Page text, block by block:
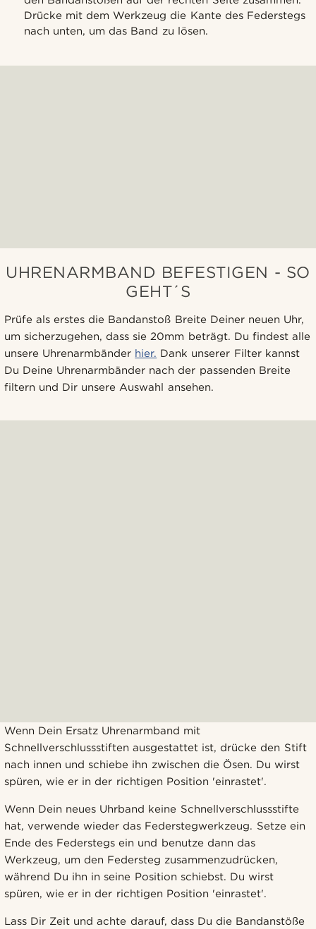
Drücke mit dem Werkzeug die Kante des Federstegs
nach unten, um das Band zu lösen.
UHRENARMBAND BEFESTIGEN - SO
GEHT´S
Prüfe als erstes die Bandanstoß Breite Deiner neuen Uhr,
um sicherzugehen, dass sie 20mm beträgt. Du findest alle
unsere Uhrenarmbänder hier. Dank unserer Filter kannst
Du Deine Uhrenarmbänder nach der passenden Breite
filtern und Dir unsere Auswahl ansehen.
Wenn Dein Ersatz Uhrenarmband mit
Schnellverschlussstiften ausgestattet ist, drücke den Stift
nach innen und schiebe ihn zwischen die Ösen. Du wirst
spüren, wie er in der richtigen Position 'einrastet'.
Wenn Dein neues Uhrband keine Schnellverschlussstifte
hat, verwende wieder das Federstegwerkzeug. Setze ein
Ende des Federstegs ein und benutze dann das
Werkzeug, um den Federsteg zusammenzudrücken,
während Du ihn in seine Position schiebst. Du wirst
spüren, wie er in der richtigen Position 'einrastet'.
Lass Dir Zeit und achte darauf, dass Du die Bandanstöße